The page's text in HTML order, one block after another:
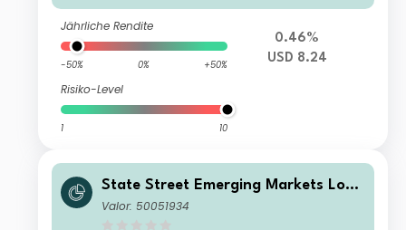
Jährliche Rendite
-50% 0% +50%
Risiko-Level
1 10
0.46%
USD 8.24
State Street Emerging Markets Loca
l Currency Government Bond Index
Valor: 50051934